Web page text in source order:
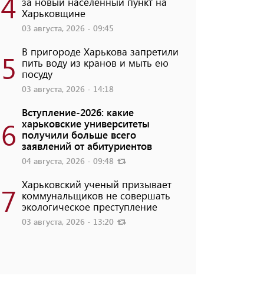
Харьковщине
03 августа, 2026 - 09:45
5 В пригороде Харькова запретили
пить воду из кранов и мыть ею
посуду
03 августа, 2026 - 14:18
6
Вступление-2026: какие
харьковские университеты
получили больше всего
заявлений от абитуриентов
04 августа, 2026 - 09:48
7 Харьковский ученый призывает
коммунальщиков не совершать
экологическое преступление
03 августа, 2026 - 13:20